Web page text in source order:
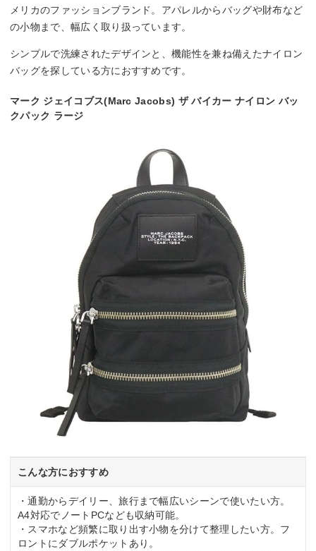
メリカのファッションブランド。アパレルからバッグや財布など
の小物まで、幅広く取り扱っています。
シンプルで洗練されたデザインと、機能性を兼ね備えたナイロン
バッグを探している方におすすめです。
マーク ジェイコブス(Marc Jacobs) ザ バイカー ナイロン バッ
クパック ラージ
こんな方におすすめ
・通勤からデイリー、旅行まで幅広いシーンで使いたい方。
A4対応でノートPCなども収納可能。
・スマホなど頻繁に取り出す小物を分けて整理したい方。フ
ロントにダブルポケットあり。